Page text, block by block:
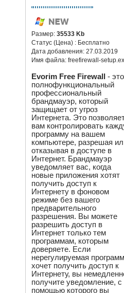
Размер:35533 Kb
Статус (Цена) : Бесплатно
Дата добавления:27.03.2019
Имя файла:freefirewall-
Evorim Free Firewall - это
полнофункциональный
профессиональный
брандмауэр, который
защищает от угроз
Интернета. Это
вам контролировать
программу на вашем
компьютере, разрешая
отказывая в доступе в
Интернет. Брандмауэр
уведомляет вас, когда
новые приложения хотят
получить доступ к
Интернету в фоновом
режиме без вашего
предварительного
разрешения. Вы можете
разрешить доступ в
Интернет только тем
программам, которым
доверяете. Если
нерегулируемая
хочет получить доступ к
Интернету, вы
получите уведомление, с
помощью которого вы